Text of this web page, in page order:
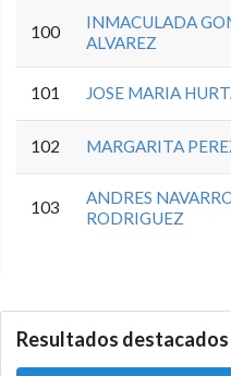
100
INMACULADA
ALVAREZ
101 JOSE MARIA
102 MARGARITA
103
ANDRES
RODRIGUEZ
Resultados destacados